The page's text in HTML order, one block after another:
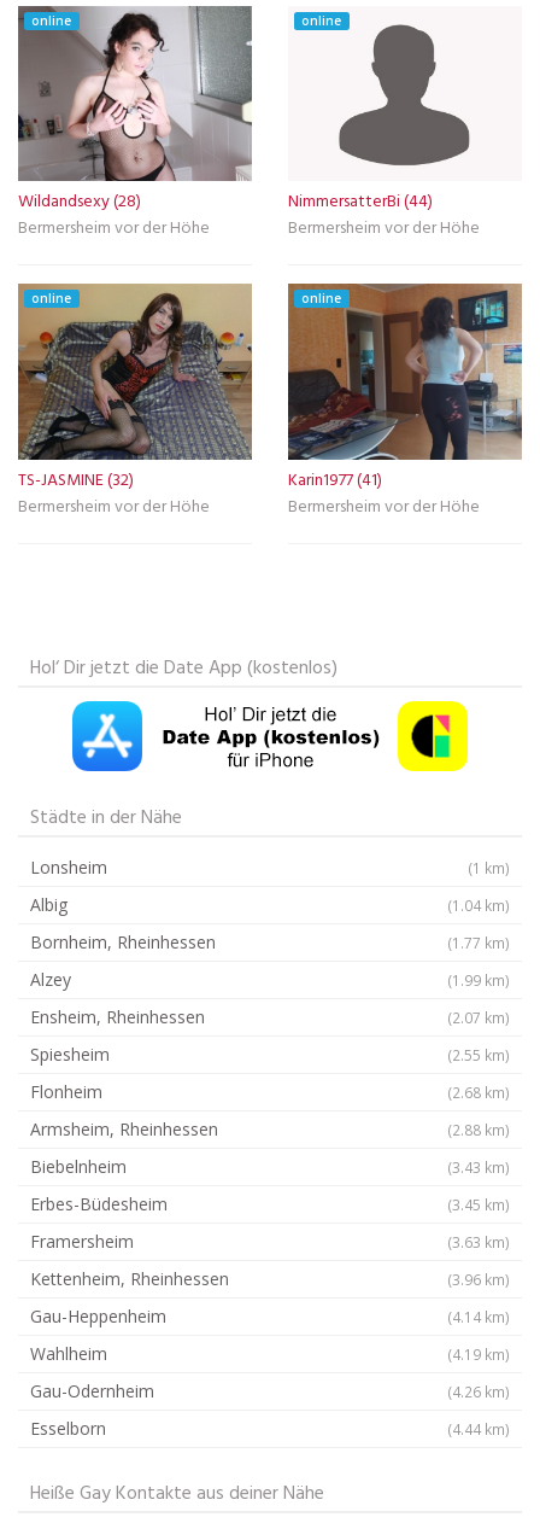
online
Wildandsexy (28)
Bermersheim vor der Höhe
online
NimmersatterBi (44)
Bermersheim vor der Höhe
online
TS-JASMINE (32)
Bermersheim vor der Höhe
online
Karin1977 (41)
Bermersheim vor der Höhe
Hol‘ Dir jetzt die Date App (kostenlos)
Städte in der Nähe
Lonsheim (1 km)
Albig (1.04 km)
Bornheim, Rheinhessen (1.77 km)
Alzey (1.99 km)
Ensheim, Rheinhessen (2.07 km)
Spiesheim (2.55 km)
Flonheim (2.68 km)
Armsheim, Rheinhessen (2.88 km)
Biebelnheim (3.43 km)
Erbes-Büdesheim (3.45 km)
Framersheim (3.63 km)
Kettenheim, Rheinhessen (3.96 km)
Gau-Heppenheim (4.14 km)
Wahlheim (4.19 km)
Gau-Odernheim (4.26 km)
Esselborn (4.44 km)
Heiße Gay Kontakte aus deiner Nähe